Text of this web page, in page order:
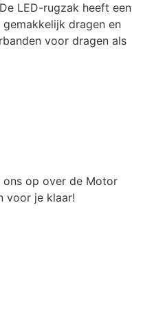
De LED-rugzak heeft een
dragen en
voor dragen als
op over de Motor
voor je klaar!